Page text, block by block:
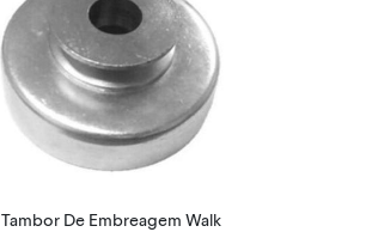
Tambor De Embreagem Walk